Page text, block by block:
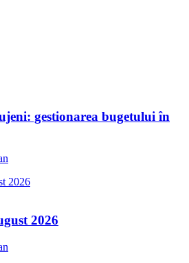
gestionarea bugetului în
2026